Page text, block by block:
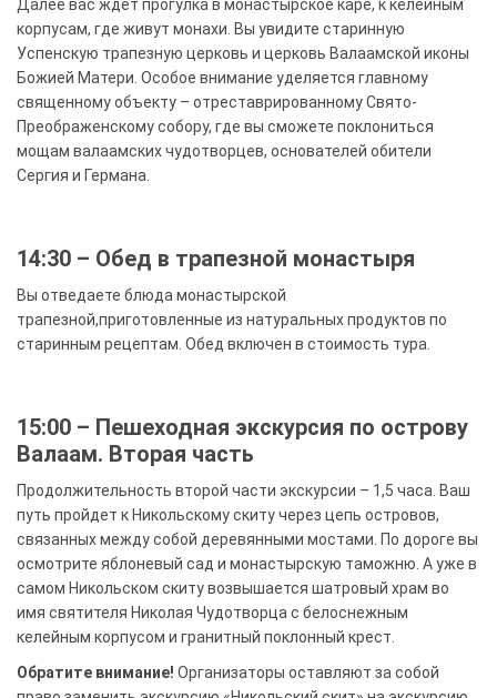
Далее вас ждет прогулка в монастырское каре, к келейным
корпусам, где живут монахи. Вы увидите старинную
Успенскую трапезную церковь и церковь Валаамской иконы
Божией Матери. Особое внимание уделяется главному
священному объекту – отреставрированному Свято-
Преображенскому собору, где вы сможете поклониться
мощам валаамских чудотворцев, основателей обители
Сергия и Германа.
14:30 – Обед в трапезной монастыря
Вы отведаете блюда монастырской
трапезной,приготовленные из натуральных продуктов по
старинным рецептам. Обед включен в стоимость тура.
15:00 – Пешеходная экскурсия по острову
Валаам. Вторая часть
Продолжительность второй части экскурсии – 1,5 часа. Ваш
путь пройдет к Никольскому скиту через цепь островов,
связанных между собой деревянными мостами. По дороге вы
осмотрите яблоневый сад и монастырскую таможню. А уже в
самом Никольском скиту возвышается шатровый храм во
имя святителя Николая Чудотворца с белоснежным
келейным корпусом и гранитный поклонный крест.
Обратите внимание! Организаторы оставляют за собой